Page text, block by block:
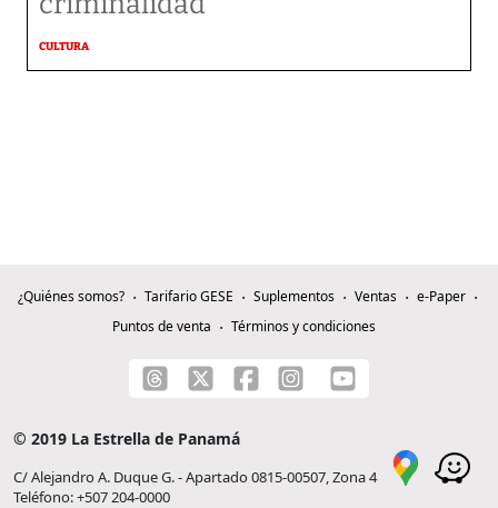
CULTURA
¿Quiénes somos? Tarifario GESE Suplementos Ventas
e-Paper
Puntos de venta
Términos y condiciones
© 2019 La Estrella de Panamá
C/ Alejandro A. Duque G. - Apartado 0815-00507, Zona 4
Teléfono: +507 204-0000